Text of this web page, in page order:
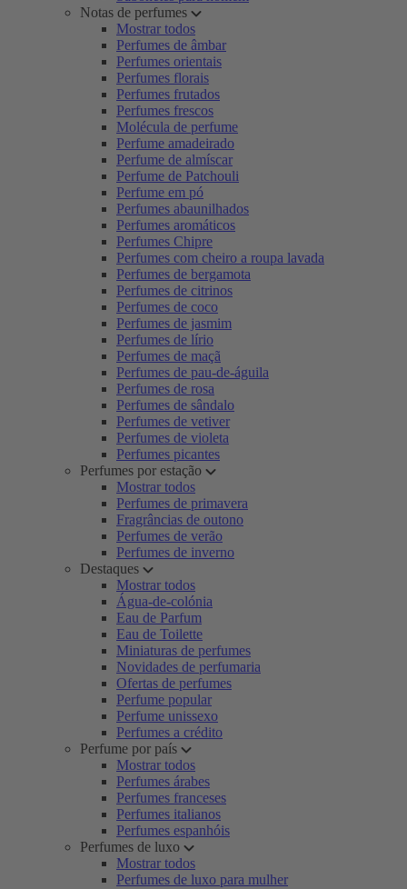
Notas de perfumes
Mostrar todos
Perfumes de âmbar
Perfumes orientais
Perfumes florais
Perfumes frutados
Perfumes frescos
Molécula de perfume
Perfume amadeirado
Perfume de almíscar
Perfume de Patchouli
Perfume em pó
Perfumes abaunilhados
Perfumes aromáticos
Perfumes Chipre
Perfumes com cheiro a roupa lavada
Perfumes de bergamota
Perfumes de citrinos
Perfumes de coco
Perfumes de jasmim
Perfumes de lírio
Perfumes de maçã
Perfumes de pau-de-águila
Perfumes de rosa
Perfumes de sândalo
Perfumes de vetiver
Perfumes de violeta
Perfumes picantes
Perfumes por estação
Mostrar todos
Perfumes de primavera
Fragrâncias de outono
Perfumes de verão
Perfumes de inverno
Destaques
Mostrar todos
Água-de-colónia
Eau de Parfum
Eau de Toilette
Miniaturas de perfumes
Novidades de perfumaria
Ofertas de perfumes
Perfume popular
Perfume unissexo
Perfumes a crédito
Perfume por país
Mostrar todos
Perfumes árabes
Perfumes franceses
Perfumes italianos
Perfumes espanhóis
Perfumes de luxo
Mostrar todos
Perfumes de luxo para mulher